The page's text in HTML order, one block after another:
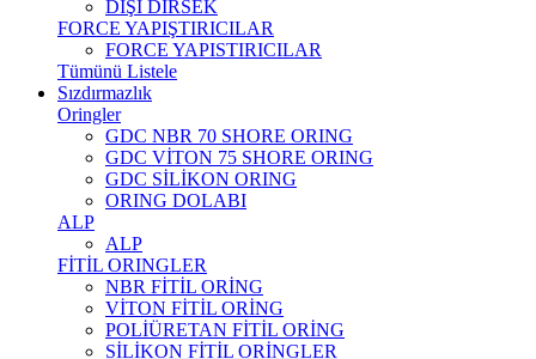
DİŞİ DİRSEK
FORCE YAPIŞTIRICILAR
FORCE YAPISTIRICILAR
Tümünü Listele
Sızdırmazlık
Oringler
GDC NBR 70 SHORE ORING
GDC VİTON 75 SHORE ORING
GDC SİLİKON ORING
ORING DOLABI
ALP
ALP
FİTİL ORINGLER
NBR FİTİL ORİNG
VİTON FİTİL ORİNG
POLİÜRETAN FİTİL ORİNG
SİLİKON FİTİL ORİNGLER